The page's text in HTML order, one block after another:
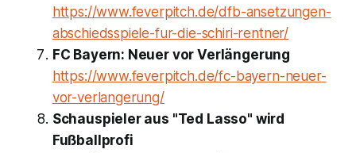
https://www.feverpitch.de/dfb-ansetzungen-
abschiedsspiele-fur-die-schiri-rentner/
FC Bayern: Neuer vor Verlängerung
https://www.feverpitch.de/fc-bayern-neuer-
vor-verlangerung/
Schauspieler aus "Ted Lasso" wird
Fußballprofi